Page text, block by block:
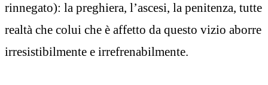
rinnegato): la preghiera, l’ascesi, la penitenza, tutte
realtà che colui che è affetto da questo vizio aborre
irresistibilmente e irrefrenabilmente.